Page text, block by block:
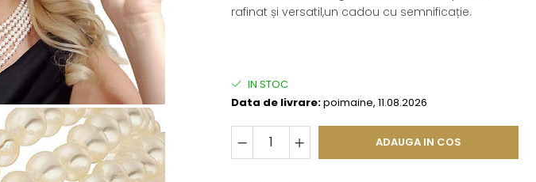
rafinat și versatil,un cadou cu semnificație.
IN STOC
Data de livrare:poimaine, 11.08.2026
ADAUGA IN COS